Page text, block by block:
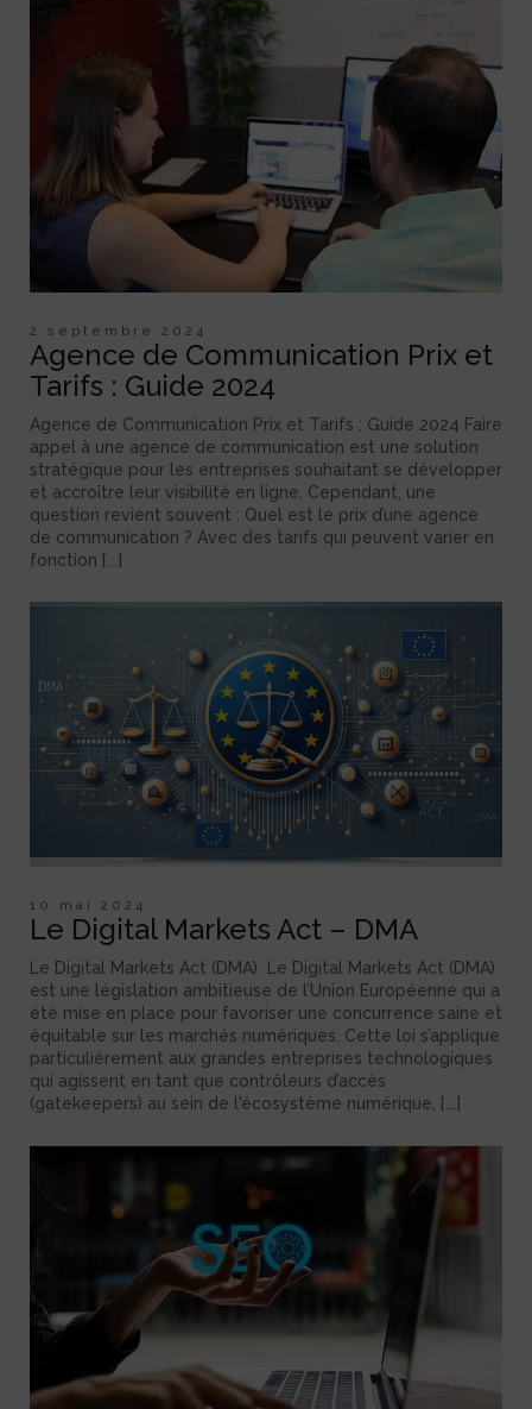
2 septembre 2024
Agence de Communication Prix et
Tarifs : Guide 2024
Agence de Communication Prix et Tarifs : Guide 2024 Faire
appel à une agence de communication est une solution
stratégique pour les entreprises souhaitant se développer
et accroître leur visibilité en ligne. Cependant, une
question revient souvent : Quel est le prix d’une agence
de communication ? Avec des tarifs qui peuvent varier en
fonction [...]
10 mai 2024
Le Digital Markets Act – DMA
Le Digital Markets Act (DMA) Le Digital Markets Act (DMA)
est une législation ambitieuse de l’Union Européenne qui a
été mise en place pour favoriser une concurrence saine et
équitable sur les marchés numériques. Cette loi s’applique
particulièrement aux grandes entreprises technologiques
qui agissent en tant que contrôleurs d’accès
(gatekeepers) au sein de l'écosystème numérique, [...]